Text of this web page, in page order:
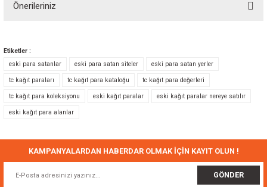
Önerileriniz
Görüş ve önerileriniz için teşekkür ederiz.
Ürün resmi kalitesiz, bozuk veya görüntülenemiyor.
Ürün açıklamasında eksik bilgiler bulunuyor.
Ürün fiyatı diğer sitelerden daha pahalı.
Bu ürüne benzer farklı alternatifler olmalı.
Etiketler :
eski para satanlar
eski para satan siteler eski para satan yerler
tc kağıt paraları tc kağıt para kataloğu tc kağıt para değerleri
tc kağıt para koleksiyonu eski kağıt paralar eski kağıt paralar nereye satılır
eski kağıt para alanlar
KAMPANYALARDAN HABERDAR OLMAK İÇİN KAYIT OLUN !
GÖNDER